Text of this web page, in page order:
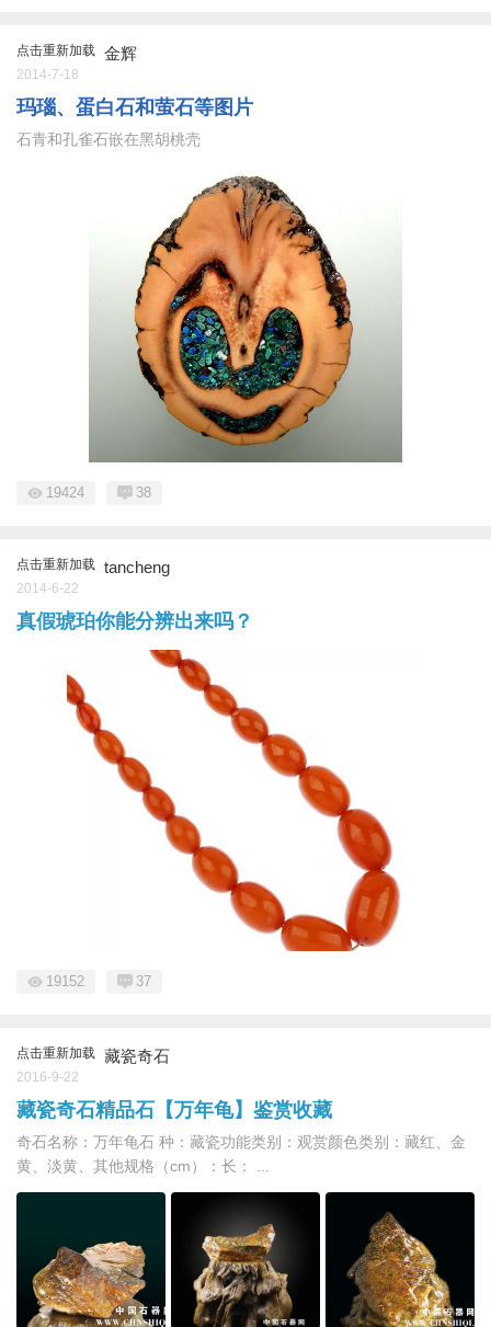
点击重新加载 金辉
2014-7-18
玛瑙、蛋白石和萤石等图片
石青和孔雀石嵌在黑胡桃壳
19424 38
点击重新加载 tancheng
2014-6-22
真假琥珀你能分辨出来吗？
19152 37
点击重新加载 藏瓷奇石
2016-9-22
藏瓷奇石精品石【万年龟】鉴赏收藏
奇石名称：万年龟石 种：藏瓷功能类别：观赏颜色类别：藏红、金
黄、淡黄、其他规格（cm）：长： ...